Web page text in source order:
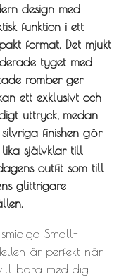
design med
funktion i ett
format. Det mjukt
tyget med
romber ger
ett exklusivt och
uttryck, medan
finishen gör
självklar till
outfit som till
glittrigare
Small-
är perfekt när
bära med dig